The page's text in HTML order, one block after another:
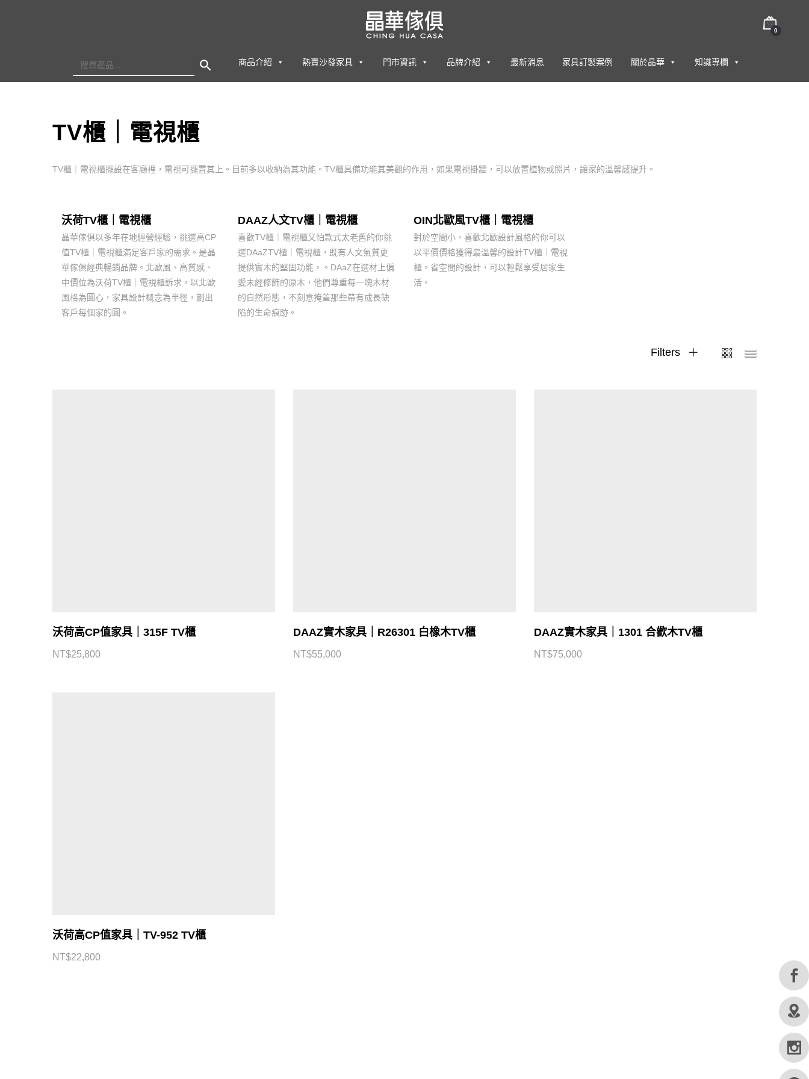
0
for:
商品介紹
熱賣沙發家具 門市資訊 品牌介紹 最新消息 家具訂製案例 關於晶華 知識專欄
TV櫃｜電視櫃
TV櫃｜電視櫃擺設在客廳裡，電視可擺置其上。目前多以收納為其功能。TV櫃具備功能其美觀的作用，如果電視掛牆，可以放置植物或照片，讓家的溫馨感提升。
沃荷TV櫃｜電視櫃
晶華傢俱以多年在地經營經驗，挑選高CP
值TV櫃｜電視櫃滿足客戶家的需求。是晶
華傢俱經典暢銷品牌。北歐風、高質感、
中價位為沃荷TV櫃｜電視櫃訴求，以北歐
風格為圓心，家具設計概念為半徑，劃出
客戶每個家的圓。
DAAZ人文TV櫃｜電視櫃
喜歡TV櫃｜電視櫃又怕款式太老舊的你挑
選DAaZTV櫃｜電視櫃，既有人文氣質更
提供實木的堅固功能。。DAaZ在選材上偏
愛未經修飾的原木，他們尊重每一塊木材
的自然形態，不刻意掩蓋那些帶有成長缺
陷的生命痕跡。
OIN北歐風TV櫃｜電視櫃
對於空間小，喜歡北歐設計風格的你可以
以平價價格獲得最溫馨的設計TV櫃｜電視
櫃。省空間的設計，可以輕鬆享受居家生
活。
Filters
沃荷高CP值家具｜315F TV櫃
NT$25,800
DAAZ實木家具｜R26301 白橡木TV櫃
NT$55,000
DAAZ實木家具｜1301 合歡木TV櫃
NT$75,000
沃荷高CP值家具｜TV-952 TV櫃
NT$22,800